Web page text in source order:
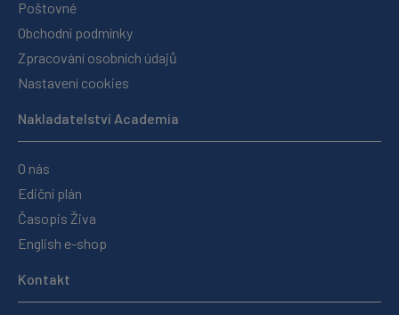
Poštovné
Obchodní podmínky
Zpracování osobních údajů
Nastavení cookies
Nakladatelství Academia
O nás
Ediční plán
Časopis Živa
English e-shop
Kontakt